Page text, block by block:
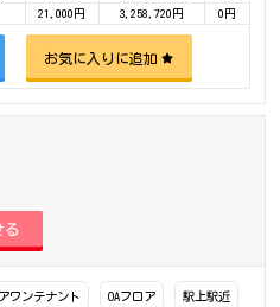
21,000円 3,258,720円 0円
お気に入りに追加
ワンテナント OAフロア 駅上駅近